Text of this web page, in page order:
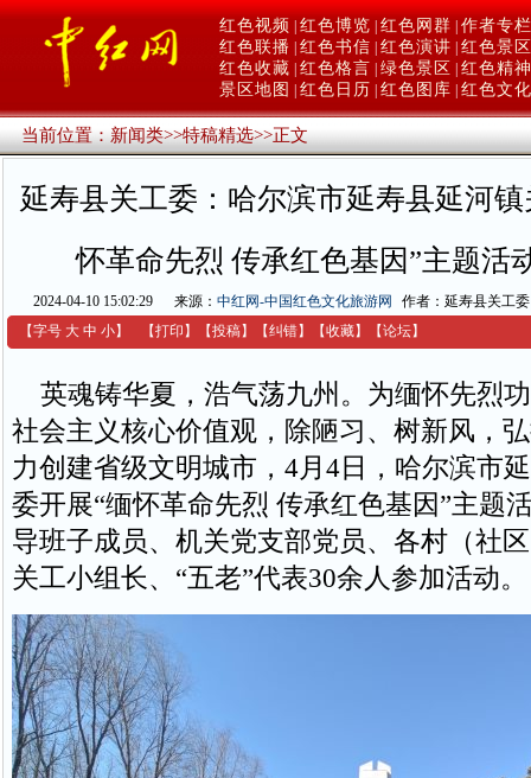
红色视频 红色博览 红色网群 作者专栏
红色联播 红色书信 红色演讲 红色景区
红色收藏 红色格言 绿色景区
红色精神
景区地图
红色日历 红色图库 红色文化
当前位置：新闻类>>特稿精选>>正文
延寿县关工委：哈尔滨市延寿县延河
怀革命先烈 传承红色基因”主题活
2024-04-10 15:02:29 来源： 中红网-中国红色文化旅游网
作者：延寿县关工委
【字号 大 中 小】 【打印 】 【投稿】 【纠错】 【收藏】 【论坛】
英魂铸华夏，浩气荡九州。为缅怀先烈
社会主义核心价值观，除陋习、树新风，
力创建省级文明城市，4月4日，哈尔滨市
委开展“缅怀革命先烈 传承红色基因”主题
导班子成员、机关党支部党员、各村（社
关工小组长、“五老”代表30余人参加活动。